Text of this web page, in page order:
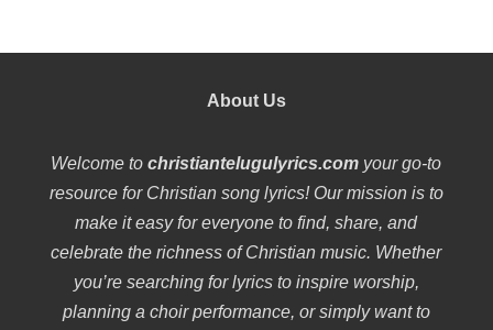
About Us
Welcome tochristiantelugulyrics.com your go-to
resource for Christian song lyrics! Our mission is to
make it easy for everyone to find, share, and
celebrate the richness of Christian music. Whether
you’re searching for lyrics to inspire worship,
planning a choir performance, or simply want to